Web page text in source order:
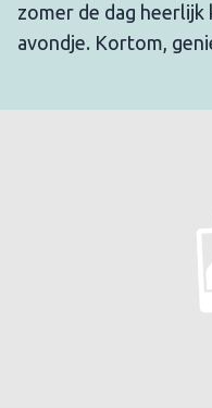
zomer de dag
avondje. Kortom,